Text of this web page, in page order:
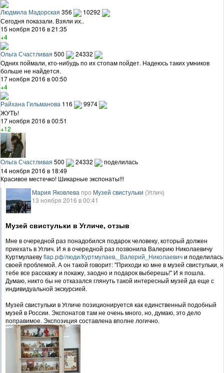
Людмила Мадорская 356
10292
Сегодня показали. Взяли их..
15 ноября 2016 в 21:35
+4
Ольга Счастливая 500
24332
Одних поймали, кто-нибудь по их стопам пойдет. Надеюсь таких умников
больше не найдется.
17 ноября 2016 в 00:50
+4
Райхана Гильманова 116
9974
ЖУТЬ!
17 ноября 2016 в 00:51
+12
Ольга Счастливая 500 24332
поделилась
14 ноября 2016 в 18:49
Красивое местечко! Шикарные экспонаты!!!
Мария Яковлева про Музей свистульки (Углич)
13 ноября 2016 в 00:41
Музей свистульки в Угличе, отзыв
Мне в очередной раз понадобился подарок человеку, который должен
приехать в Углич. И я в очередной раз позвонила Валерию Николаевичу
Куртмулаевуflap.рф/люди/Куртмулаев,_Валерий_Николаевичи поделилась
своей проблемой. А он такой говорит: "Приходи ко мне в музей свистульки, я
тебе все расскажу и покажу, заодно и подарок выберешь!" И я пошла.
Думаю, никто бы не отказался глянуть такой интересный музей да еще с
индивидуальной экскурсией.
Музей свистульки в Угличе позиционируется как единственный подобный
музей в России. Экспонатов там не очень много, но, думаю, это дело
поправимое. Экспозиция составлена вполне логично.